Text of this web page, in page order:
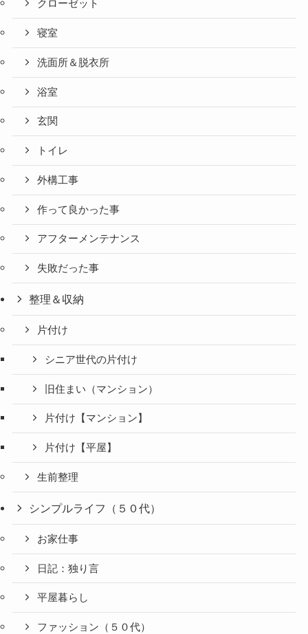
クローゼット
寝室
洗面所＆脱衣所
浴室
玄関
トイレ
外構工事
作って良かった事
アフターメンテナンス
失敗だった事
整理＆収納
片付け
シニア世代の片付け
旧住まい（マンション）
片付け【マンション】
片付け【平屋】
生前整理
シンプルライフ（５０代）
お家仕事
日記：独り言
平屋暮らし
ファッション（５０代）